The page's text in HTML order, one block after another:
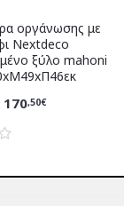
οργάνωσης με
Nextdeco
ξύλο mahoni
170,50€